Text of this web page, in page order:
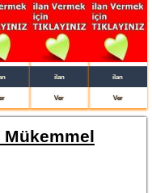
ilan
Ver
ilan
Ver
Mükemmel